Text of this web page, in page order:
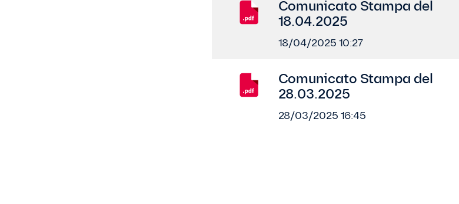
Comunicato Stampa del
18.04.2025
18/04/2025 10:27
Comunicato Stampa del
28.03.2025
28/03/2025 16:45